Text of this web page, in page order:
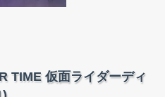
TIME 仮面ライダーディ